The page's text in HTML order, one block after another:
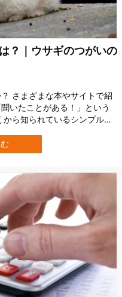
？｜ウサギのつがいの
さまざまな本やサイトで紹
いたことがある！」という
ら知られているシンプルな
ます。 うさぎのつがいの問
の書』には、「ウサギのつが